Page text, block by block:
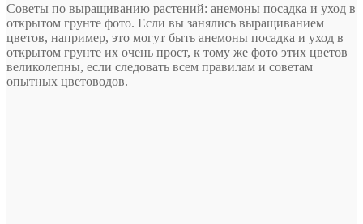
Советы по выращиванию растений: анемоны посадка и уход в
открытом грунте фото. Если вы занялись выращиванием
цветов, например, это могут быть анемоны посадка и уход в
открытом грунте их очень прост, к тому же фото этих цветов
великолепны, если следовать всем правилам и советам
опытных цветоводов.